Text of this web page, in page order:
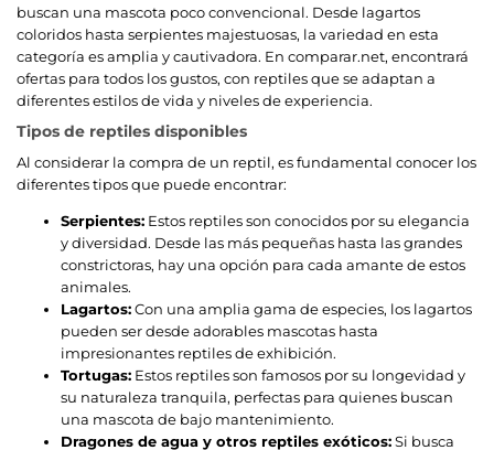
buscan una mascota poco convencional. Desde lagartos
coloridos hasta serpientes majestuosas, la variedad en esta
categoría es amplia y cautivadora. En comparar.net, encontrará
ofertas para todos los gustos, con reptiles que se adaptan a
diferentes estilos de vida y niveles de experiencia.
Tipos de reptiles disponibles
Al considerar la compra de un reptil, es fundamental conocer los
diferentes tipos que puede encontrar:
Serpientes: Estos reptiles son conocidos por su elegancia
y diversidad. Desde las más pequeñas hasta las grandes
constrictoras, hay una opción para cada amante de estos
animales.
Lagartos:Con una amplia gama de especies, los lagartos
pueden ser desde adorables mascotas hasta
impresionantes reptiles de exhibición.
Tortugas: Estos reptiles son famosos por su longevidad y
su naturaleza tranquila, perfectas para quienes buscan
una mascota de bajo mantenimiento.
Dragones de agua y otros reptiles exóticos:Si busca